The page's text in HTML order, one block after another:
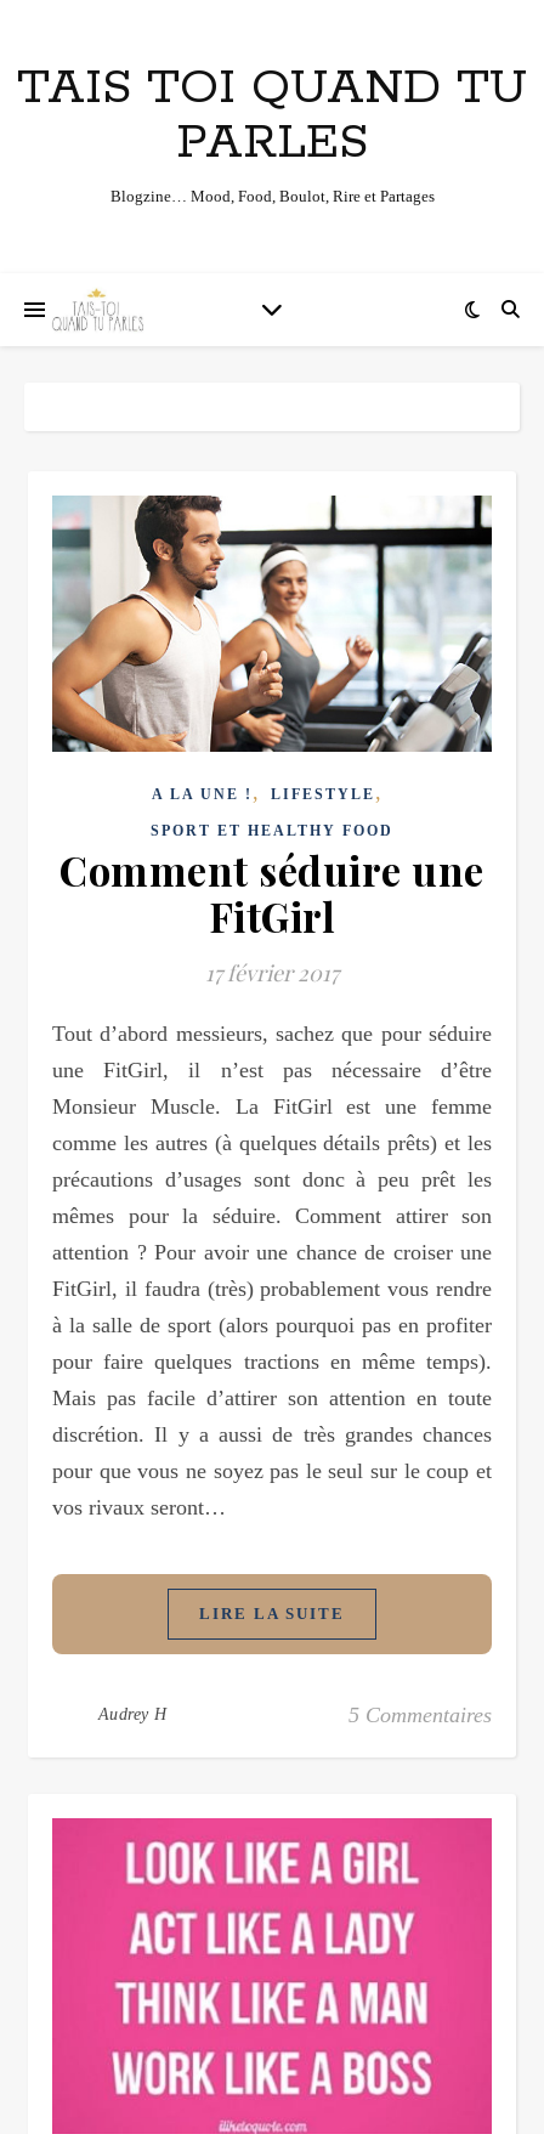
TAIS TOI QUAND TU
PARLES
Blogzine… Mood, Food, Boulot, Rire et Partages
A LA UNE ! , LIFESTYLE ,
SPORT ET HEALTHY FOOD
Comment séduire une
FitGirl
17 février 2017
Tout d’abord messieurs, sachez que pour séduire
une FitGirl, il n’est pas nécessaire d’être
Monsieur Muscle. La FitGirl est une femme
comme les autres (à quelques détails prêts) et les
précautions d’usages sont donc à peu prêt les
mêmes pour la séduire. Comment attirer son
attention ? Pour avoir une chance de croiser une
FitGirl, il faudra (très) probablement vous rendre
à la salle de sport (alors pourquoi pas en profiter
pour faire quelques tractions en même temps).
Mais pas facile d’attirer son attention en toute
discrétion. Il y a aussi de très grandes chances
pour que vous ne soyez pas le seul sur le coup et
vos rivaux seront…
LIRE LA SUITE
Audrey H 5 Commentaires